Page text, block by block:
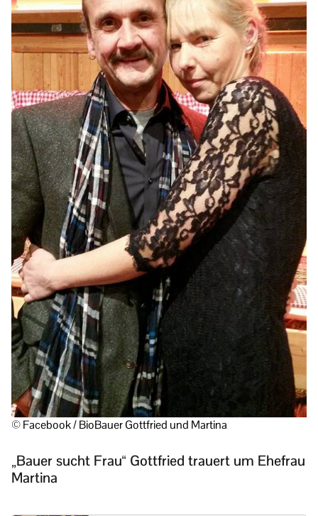
© Facebook / BioBauer Gottfried und Martina
„Bauer sucht Frau“ Gottfried trauert um Ehefrau
Martina